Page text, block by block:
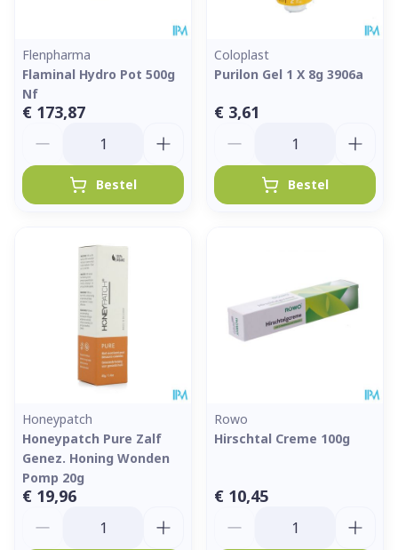
Flenpharma
Flaminal Hydro Pot 500g
Nf
€ 173,87
Bestel
Coloplast
Purilon Gel 1 X 8g 3906a
€ 3,61
Bestel
Honeypatch
Honeypatch Pure Zalf
Genez. Honing Wonden
Pomp 20g
€ 19,96
Rowo
Hirschtal Creme 100g
€ 10,45